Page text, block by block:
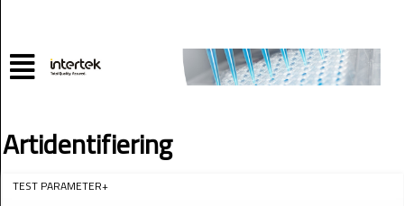
Artidentifiering
TEST PARAMETER+